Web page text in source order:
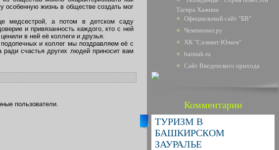
особенную жизнь в обществе создать мог
медсестрой, а потом в детском саду
и привязанность каждого, кто с ней
в ней её коллеги и друзья.
и коллег мы поздравляем её с
счастья других людей приносит вам
пользователи.
Тагира Хажина
Официальный сайт "БВ"
Чемпионат.ру
ХК "Салават Юлаев"
baimak.ru
Сайт Введенского прихода
Комментарии
ТУРИЗМ В
БАШКИРСКОМ
ЗАУРАЛЬЕ